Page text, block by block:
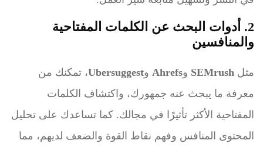
2. أدوات البحث عن الكلمات المفتاحية
والمنافسين
مثل SEMrush وAhrefs وUbersuggest، تمكنك من
معرفة ما يبحث عنه جمهورك، واكتشاف الكلمات
المفتاحية الأكثر تأثيرًا في مجالك. كما تساعدك على تحليل
المحتوى المنافس وفهم نقاط القوة والضعف لديهم، مما